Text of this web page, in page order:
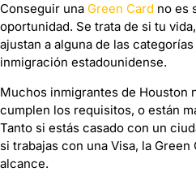
Conseguir una Green Card no es
oportunidad. Se trata de si tu
ajustan a alguna de las
inmigración estadounidense.
Muchos inmigrantes de Houston
cumplen los requisitos, o están
Tanto si estás casado con un
si trabajas con una Visa, la
alcance.